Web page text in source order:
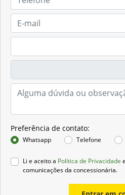
Preferência de contato:
Whatsapp Telefone
Li e aceito a Política de Privacidade
comunicações da concessionária.